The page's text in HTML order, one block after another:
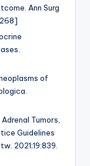
Ann Surg
of
Tumors,
Guidelines
2021;19:839.